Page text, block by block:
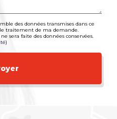
des données transmises dans ce
traitement de ma demande.
sera faite des données conservées.
)